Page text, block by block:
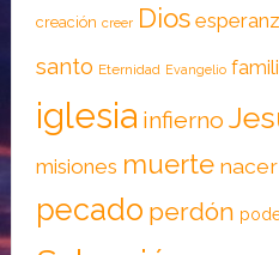
creación creer Dios
santo Eternidad Evangelio
iglesia infierno
misiones muerte
pecado perdón